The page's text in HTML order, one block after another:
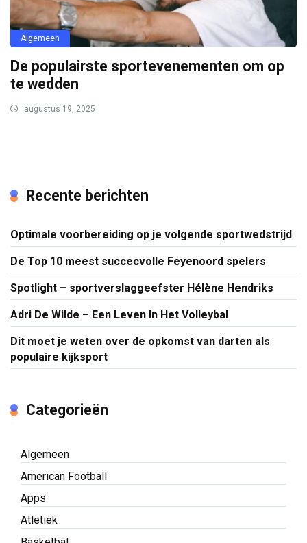
Algemeen
De populairste sportevenementen om op
te wedden
augustus 19, 2025
Recente berichten
Optimale voorbereiding op je volgende sportwedstrijd
De Top 10 meest succecvolle Feyenoord spelers
Spotlight – sportverslaggeefster Hélène Hendriks
Adri De Wilde – Een Leven In Het Volleybal
Dit moet je weten over de opkomst van darten als
populaire kijksport
Categorieën
Algemeen
American Football
Apps
Atletiek